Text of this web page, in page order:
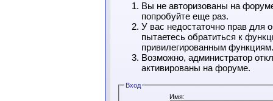
Вы не авторизованы на
попробуйте еще раз.
У вас недостаточно прав для
пытаетесь обратиться к
привилегированным функциям.
Возможно, администратор
активированы на форуме.
Вход
Имя: